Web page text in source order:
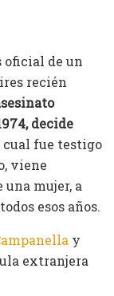
oficial de un
recién
decide
cual fue testigo
viene
mujer, a
esos años.
y
extranjera